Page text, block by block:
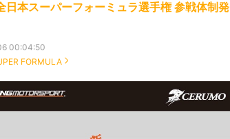
日本スーパーフォーミュラ選手権 参戦体制発
00:04:50
FORMULA